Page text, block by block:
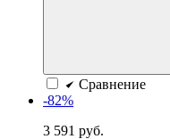
Сравнение
-82%
3 591 руб.